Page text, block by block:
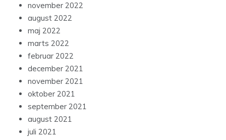
november 2022
august 2022
maj 2022
marts 2022
februar 2022
december 2021
november 2021
oktober 2021
september 2021
august 2021
juli 2021